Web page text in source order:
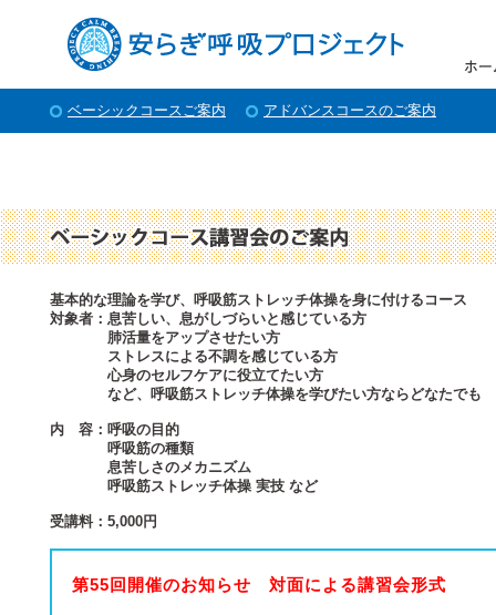
ベーシックコースご案内 アドバンスコースのご案内
基本的な理論を学び、呼吸筋ストレッチ体操を身に付けるコース
対象者：息苦しい、息がしづらいと感じている方
肺活量をアップさせたい方
ストレスによる不調を感じている方
心身のセルフケアに役立てたい方
など、呼吸筋ストレッチ体操を学びたい方ならどなたでも
内 容：呼吸の目的
呼吸筋の種類
息苦しさのメカニズム
呼吸筋ストレッチ体操 実技 など
受講料：5,000円
第55回開催のお知らせ 対面による講習会形式